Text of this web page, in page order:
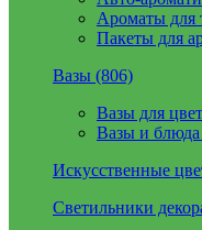
Ароматы для
Пакеты для
Вазы (806)
Вазы для
Вазы и блюда
Искусственные
Светильники